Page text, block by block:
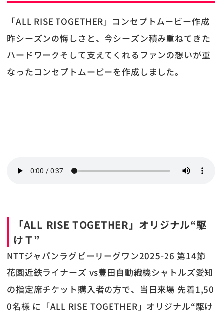
「ALL RISE TOGETHER」コンセプトムービー作成
昨シーズンの悔しさと、今シーズン積み重ねてきた
ハードワークそして支えてくれるファンの想いが重
なったコンセプトムービーを作成しました。
「ALL RISE TOGETHER」 オリジナル“駆
けＴ”
NTTジャパンラグビーリーグワン2025-26 第14節
花園近鉄ライナーズ vs豊田自動織機シャトルズ愛知
の指定席チケット購入者の方で、当日来場 先着1,50
0名様 に「ALL RISE TOGETHER」オリジナル“駆け